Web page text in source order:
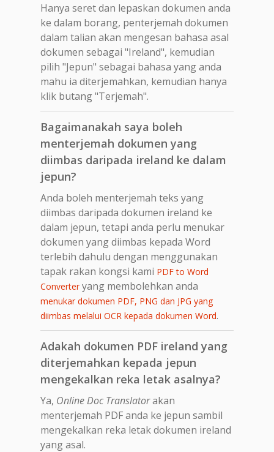
Hanya seret dan lepaskan dokumen anda
ke dalam borang, penterjemah dokumen
dalam talian akan mengesan bahasa asal
dokumen sebagai "Ireland", kemudian
pilih "Jepun" sebagai bahasa yang anda
mahu ia diterjemahkan, kemudian hanya
klik butang "Terjemah".
Bagaimanakah saya boleh
menterjemah dokumen yang
diimbas daripada ireland ke dalam
jepun?
Anda boleh menterjemah teks yang
diimbas daripada dokumen ireland ke
dalam jepun, tetapi anda perlu menukar
dokumen yang diimbas kepada Word
terlebih dahulu dengan menggunakan
tapak rakan kongsi kami PDF to Word
Converteryang membolehkan anda
menukar dokumen PDF, PNG dan JPG yang
diimbas melalui OCR kepada dokumen Word.
Adakah dokumen PDF ireland yang
diterjemahkan kepada jepun
mengekalkan reka letak asalnya?
Ya, Online Doc Translatorakan
menterjemah PDF anda ke jepun sambil
mengekalkan reka letak dokumen ireland
yang asal.